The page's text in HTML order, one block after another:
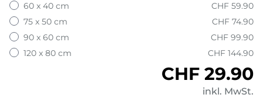
60 x 40 cm
CHF 59.90
75 x 50 cm
CHF 74.90
90 x 60 cm
CHF 99.90
120 x 80 cm
CHF 144.90
Normaler
CHF 29.90
inkl. MwSt.